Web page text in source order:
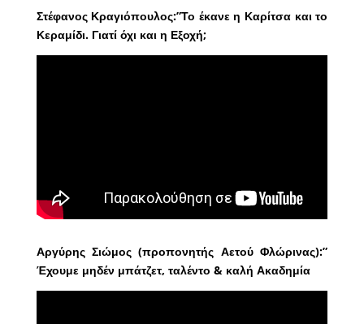
Στέφανος Κραγιόπουλος:”Το έκανε η Καρίτσα και το
Κεραμίδι. Γιατί όχι και η Εξοχή;
Αργύρης Σιώμος (προπονητής Αετού Φλώρινας):”
Έχουμε μηδέν μπάτζετ, ταλέντο & καλή Ακαδημία